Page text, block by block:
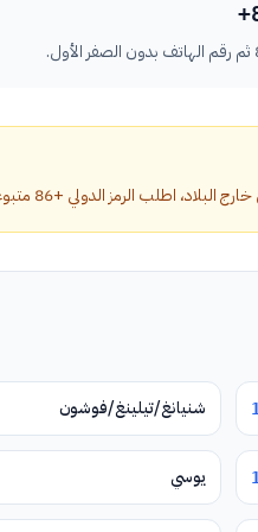
متبوعاً برمز المدينة 873 ثم رقم الهاتف المحلي بدون الصفر الأول.
1 شنيانغ/تيلينغ/فوشون
يوسي